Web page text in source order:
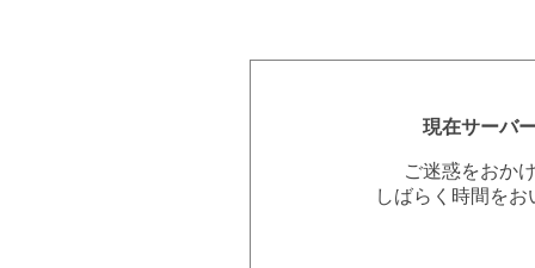
現在サーバ
ご迷惑をおか
しばらく時間を